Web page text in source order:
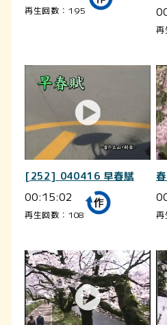
再生回数：195
再
[252] 040416 早春賦
00:15:02
再生回数：108 再